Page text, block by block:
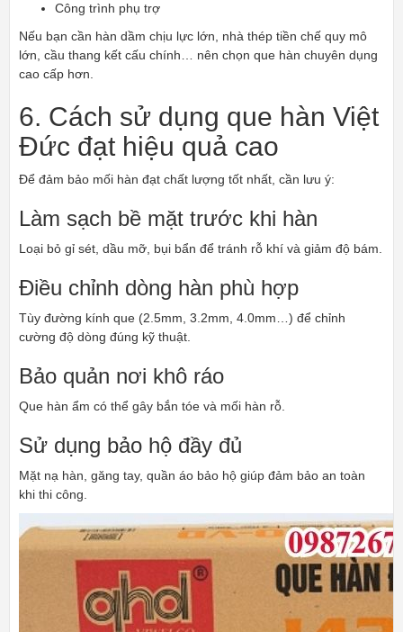
Công trình phụ trợ
Nếu bạn cần hàn dầm chịu lực lớn, nhà thép tiền chế quy mô
lớn, cầu thang kết cấu chính… nên chọn que hàn chuyên dụng
cao cấp hơn.
6. Cách sử dụng que hàn Việt
Đức đạt hiệu quả cao
Để đảm bảo mối hàn đạt chất lượng tốt nhất, cần lưu ý:
Làm sạch bề mặt trước khi hàn
Loại bỏ gỉ sét, dầu mỡ, bụi bẩn để tránh rỗ khí và giảm độ bám.
Điều chỉnh dòng hàn phù hợp
Tùy đường kính que (2.5mm, 3.2mm, 4.0mm…) để chỉnh
cường độ dòng đúng kỹ thuật.
Bảo quản nơi khô ráo
Que hàn ẩm có thể gây bắn tóe và mối hàn rỗ.
Sử dụng bảo hộ đầy đủ
Mặt nạ hàn, găng tay, quần áo bảo hộ giúp đảm bảo an toàn
khi thi công.